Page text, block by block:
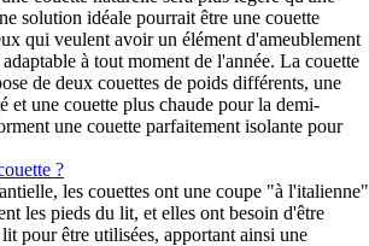
solution idéale pourrait être une couette
qui veulent avoir un élément d'ameublement
à tout moment de l'année. La couette
de deux couettes de poids différents, une
et une couette plus chaude pour la demi-
une couette parfaitement isolante pour
?
les couettes ont une coupe "à l'italienne"
les pieds du lit, et elles ont besoin d'être
pour être utilisées, apportant ainsi une